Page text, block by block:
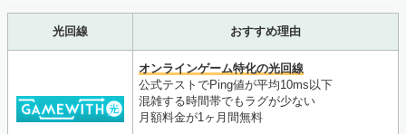
光回線 おすすめ理由
オンラインゲーム特化の光回線
公式テストでPing値が平均10ms以下
混雑する時間帯でもラグが少ない
月額料金が1ヶ月間無料